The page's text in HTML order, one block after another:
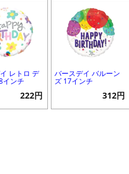
レトロ デ
インチ
222円
バースデイ バルーン
ズ 17インチ
312円